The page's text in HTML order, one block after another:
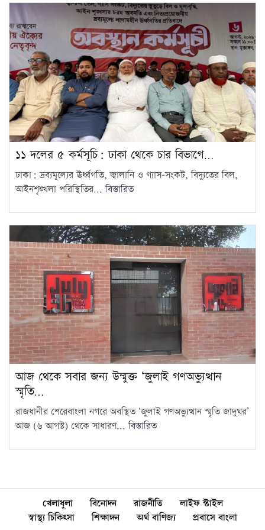
15
ফ্যাসিবাদবিরোধী আন্দোলনের সব
হত্যার স্বচ্ছ বিচার হবে: প্রধানমন্ত্রী
১১ দলের ৫ কর্মসূচি: ঢাকা থেকে চার বিভাগে…
ঢাকা: দ্রব্যমূল্যের ঊর্ধ্বগতি, জ্বালানি ও গ্যাস–সংকট, বিদ্যুতের বিল,
আইনশৃঙ্খলা পরিস্থিতির...বিস্তারিত
আজ থেকে সবার জন্য উন্মুক্ত ‘জুলাই গণঅভ্যুত্থান
স্মৃতি…
রাজধানীর শেরেবাংলা নগরে অবস্থিত ‘জুলাই গণঅভ্যুত্থান স্মৃতি জাদুঘর’
আজ (৬ আগস্ট) থেকে সাধারণ...বিস্তারিত
খেলাধুলা বিনোদন রাজনীতি
লাইফ স্টাইল
স্বাস্থ্য চিকিৎসা
শিক্ষাঙ্গন অর্থ বাণিজ্য প্রবাসে বাংলা